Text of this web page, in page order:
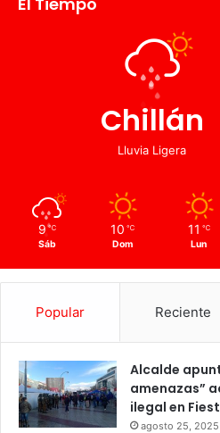
Chillán
Lluvia Ligera
9 ℃
Sáb
10 ℃
Dom
11 ℃
Lun
Popular Reciente
Alcalde
amenazas”
ilegal en
agosto 25, 2025